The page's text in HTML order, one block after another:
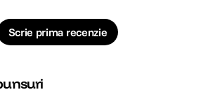
ACTION VARIABLE NDX3-450+C-PL va permite
atunci cand doriti sa controlati reflexiile de
Scrie prima recenzie